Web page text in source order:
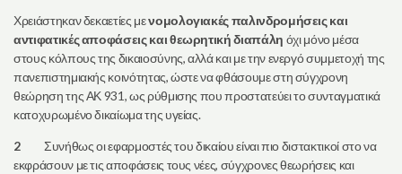
Χρειάστηκαν δεκαετίες μενομολογιακές παλινδρομήσεις και
αντιφατικές αποφάσεις και θεωρητική διαπάλη όχι μόνο μέσα
στους κόλπους της δικαιοσύνης, αλλά και με την ενεργό συμμετοχή της
πανεπιστημιακής κοινότητας, ώστε να φθάσουμε στη σύγχρονη
θεώρηση της ΑΚ 931, ως ρύθμισης που προστατεύει το συνταγματικά
κατοχυρωμένο δικαίωμα της υγείας.
2Συνήθως οι εφαρμοστές του δικαίου είναι πιο διστακτικοί στο να
εκφράσουν με τις αποφάσεις τους νέες, σύγχρονες θεωρήσεις και